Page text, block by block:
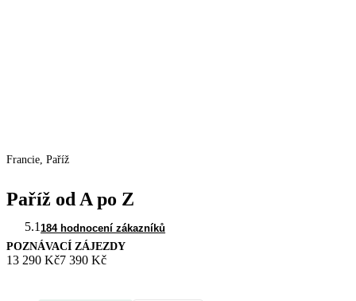
Francie, Paříž
Paříž od A po Z
5.1 184 hodnocení zákazníků
POZNÁVACÍ ZÁJEZDY
13 290 Kč7 390 Kč